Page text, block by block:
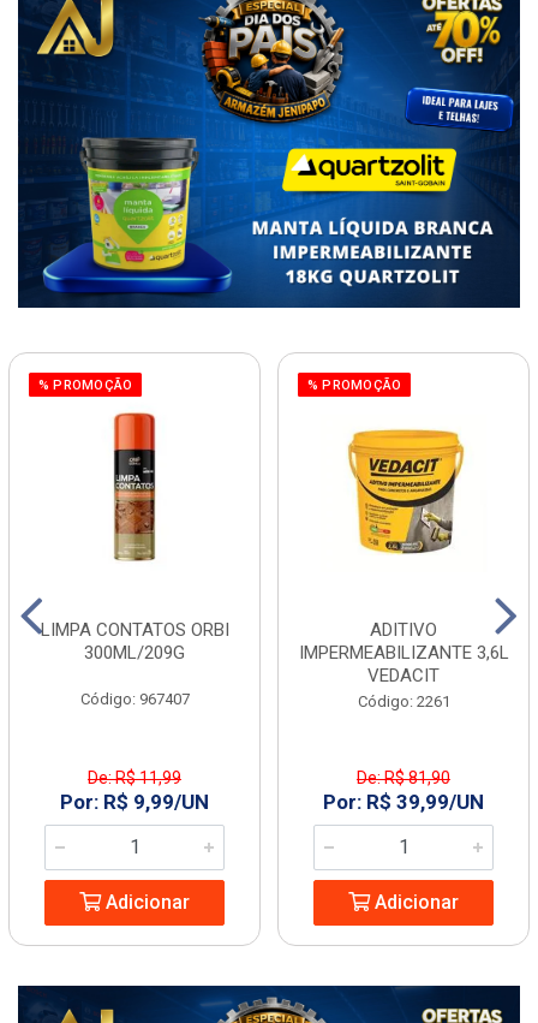
% PROMOÇÃO
LIMPA CONTATOS ORBI
300ML/209G
Código: 967407
De: R$ 11,99
Por: R$ 9,99/UN
Adicionar
% PROMOÇÃO
ADITIVO
IMPERMEABILIZANTE 3,6L
VEDACIT
Código: 2261
De: R$ 81,90
Por: R$ 39,99/UN
Adicionar